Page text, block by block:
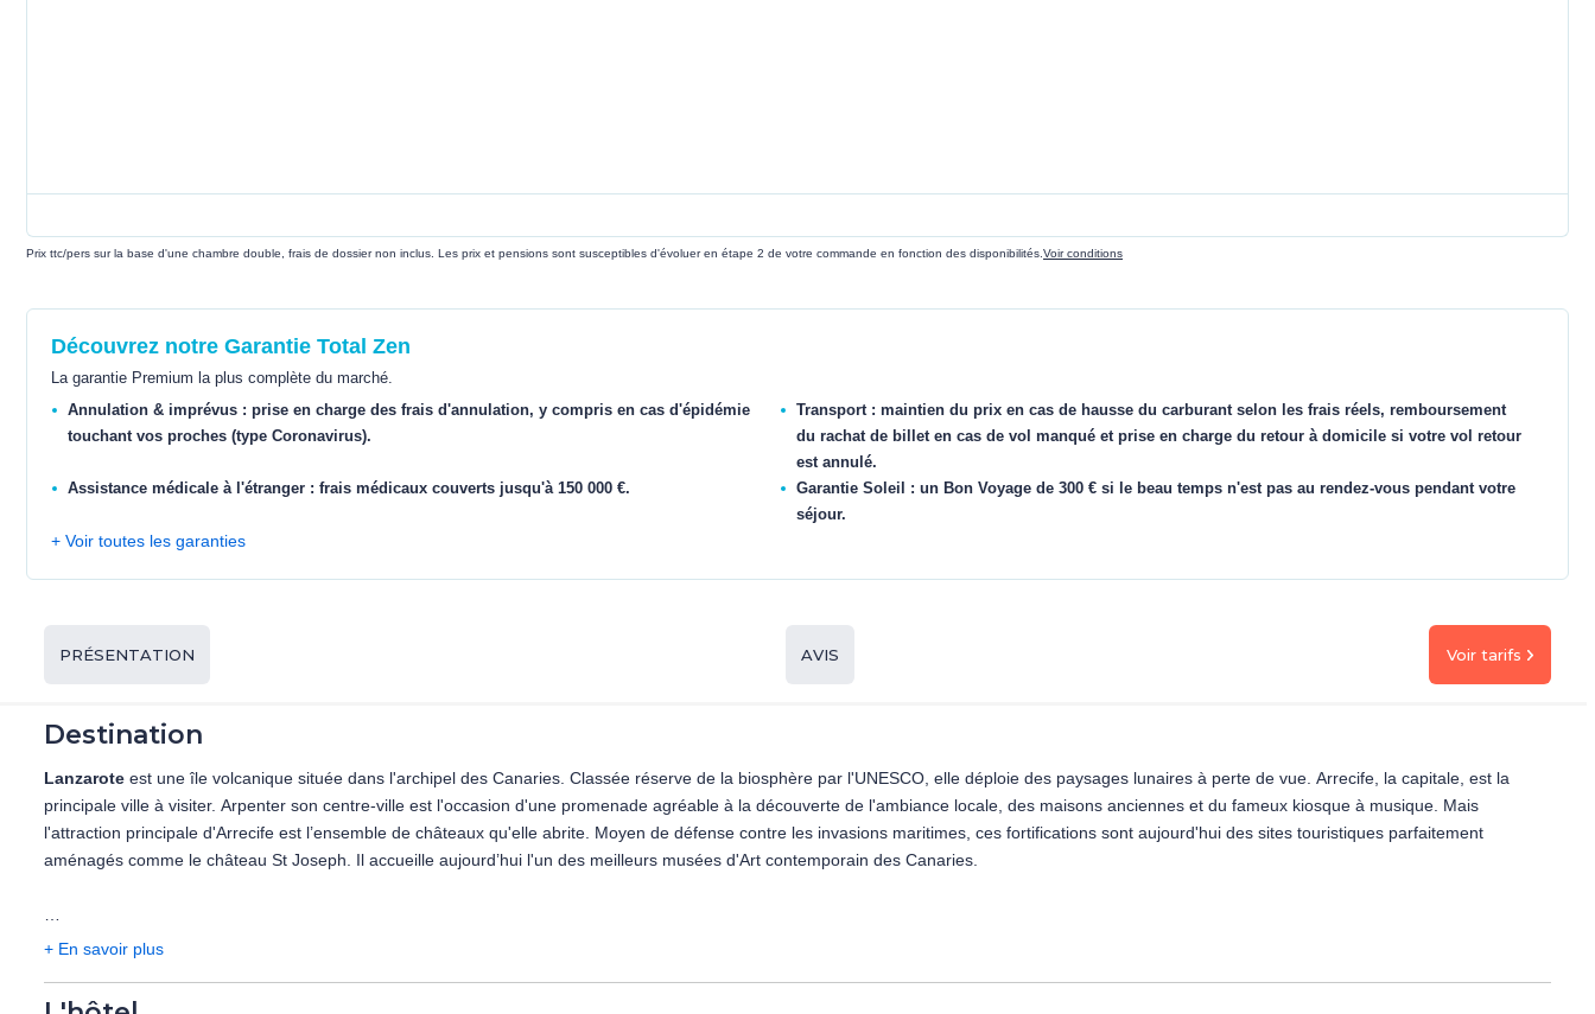
Prix ttc/pers sur la base d'une chambre double, frais de dossier non inclus. Les prix et pensions sont susceptibles d'évoluer en étape 2 de votre commande en fonction des disponibilités. Voir conditions
Découvrez notre Garantie Total Zen
La garantie Premium la plus complète du marché.
Annulation & imprévus : prise en charge des frais d'annulation, y compris en cas d'épidémie
touchant vos proches (type Coronavirus).
Transport : maintien du prix en cas de hausse du carburant selon les frais réels, remboursement
du rachat de billet en cas de vol manqué et prise en charge du retour à domicile si votre vol retour
est annulé.
Assistance médicale à l'étranger : frais médicaux couverts jusqu'à 150 000 €.
Garantie Soleil : un Bon Voyage de 300 € si le beau temps n'est pas au rendez-vous pendant votre
séjour.
+ Voir toutes les garanties
PRÉSENTATION AVIS Voir tarifs
Destination
Lanzarote est une île volcanique située dans l'archipel des Canaries. Classée réserve de la biosphère par l'UNESCO, elle déploie des paysages lunaires à perte de vue. Arrecife, la capitale, est la
principale ville à visiter. Arpenter son centre-ville est l'occasion d'une promenade agréable à la découverte de l'ambiance locale, des maisons anciennes et du fameux kiosque à musique. Mais
l'attraction principale d'Arrecife est l’ensemble de châteaux qu'elle abrite. Moyen de défense contre les invasions maritimes, ces fortifications sont aujourd'hui des sites touristiques parfaitement
aménagés comme le château St Joseph. Il accueille aujourd’hui l'un des meilleurs musées d'Art contemporain des Canaries.
Teguise est la seconde ville de Lanzarote. Cette destination au passé mouvementé compte de charmantes maisons aristocratiques à l'architecture traditionnelle. Vous vous familiariserez avec son
+ En savoir plus